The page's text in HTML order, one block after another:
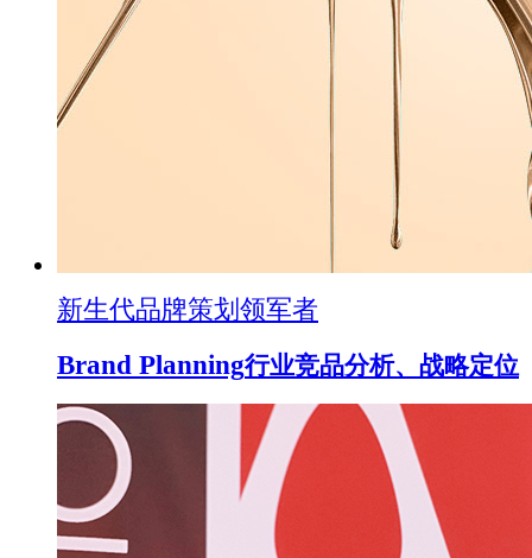
新生代品牌策划领军者
Brand Planning行业竞品分析、战略定位